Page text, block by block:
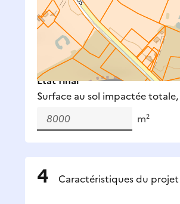
Nouveaux impacts
Surface au sol nouvellement
m²
État final
Surface au sol impactée
m²
Caractéristiques du projet